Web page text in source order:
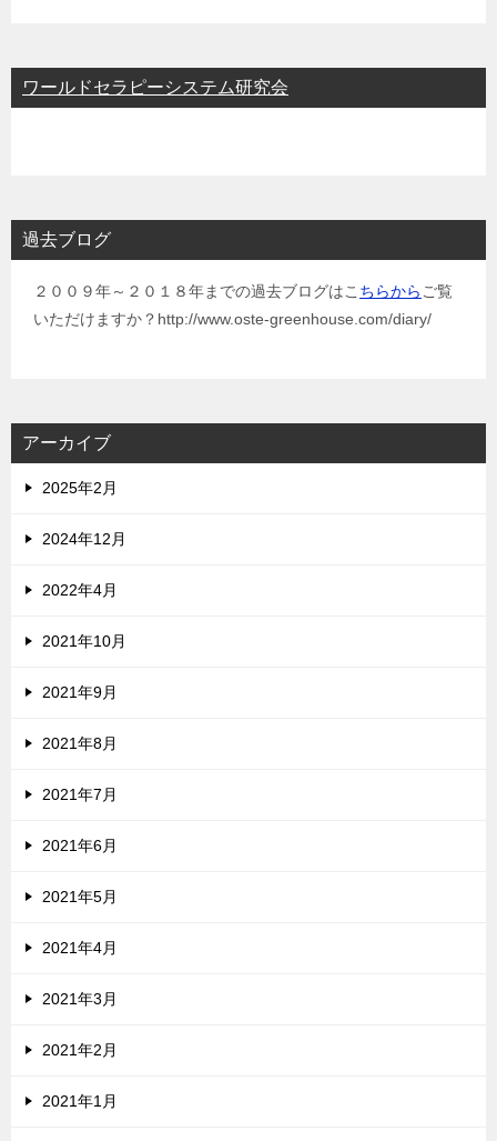
ワールドセラピーシステム研究会
過去ブログ
２００９年～２０１８年までの過去ブログはこ ちらから ご覧
いただけますか？http://www.oste-greenhouse.com/diary/
アーカイブ
2025年2月
2024年12月
2022年4月
2021年10月
2021年9月
2021年8月
2021年7月
2021年6月
2021年5月
2021年4月
2021年3月
2021年2月
2021年1月